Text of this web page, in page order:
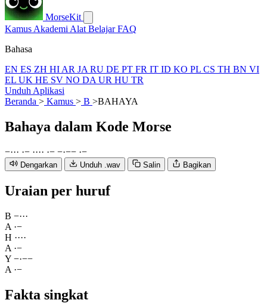
MorseKit
Kamus Akademi Alat BelajarFAQ
Bahasa
EN ES ZH HI AR JA RU DE PT FR IT ID KO PL CS TH BN VI
EL UK HE SV NO DA UR HU TR
Unduh Aplikasi
Beranda > Kamus > B >BAHAYA
Bahaya dalam Kode Morse
−··· ·− ···· ·− −·−− ·−
Dengarkan Unduh .wav Salin Bagikan
Uraian per huruf
B −···
A ·−
H ····
A ·−
Y −·−−
A ·−
Fakta singkat